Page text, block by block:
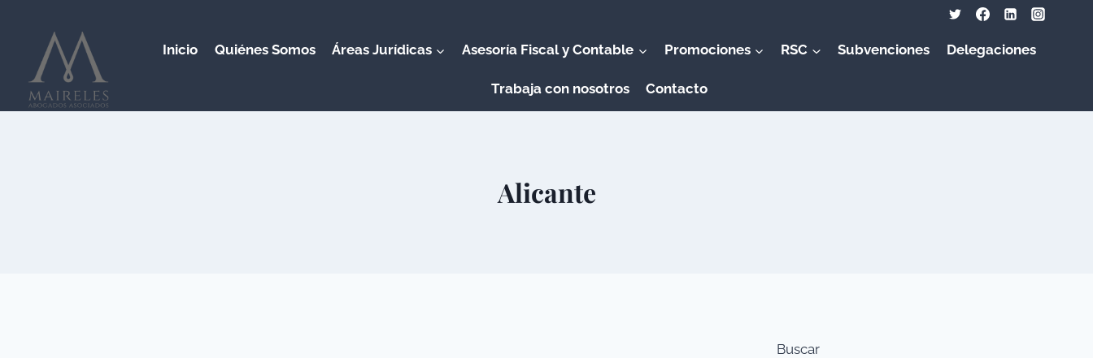
contenido
Inicio Quiénes Somos Áreas Jurídicas Asesoría Fiscal y Contable Promociones RSC Subvenciones Delegaciones
Trabaja con nosotros Contacto
Alicante
Buscar